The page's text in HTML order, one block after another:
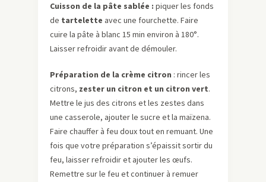
Cuisson de la pâte sablée : piquer les fonds
de tartelette avec une fourchette. Faire
cuire la pâte à blanc 15 min environ à 180°.
Laisser refroidir avant de démouler.
Préparation de la crème citron : rincer les
citrons, zester un citron et un citron vert.
Mettre le jus des citrons et les zestes dans
une casserole, ajouter le sucre et la maïzena.
Faire chauffer à feu doux tout en remuant. Une
fois que votre préparation s’épaissit sortir du
feu, laisser refroidir et ajouter les œufs.
Remettre sur le feu et continuer à remuer